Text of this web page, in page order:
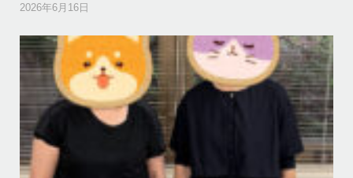
2026年6月16日